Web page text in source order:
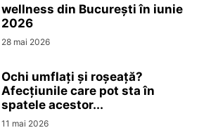
wellness din București în iunie
2026
28 mai 2026
Ochi umflați și roșeață?
Afecțiunile care pot sta în
spatele acestor...
11 mai 2026